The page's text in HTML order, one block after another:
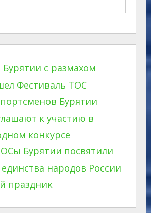
Бурятии с размахом
Фестиваль ТОС
Бурятии
к участию в
конкурсе
Бурятии посвятили
единства народов России
праздник